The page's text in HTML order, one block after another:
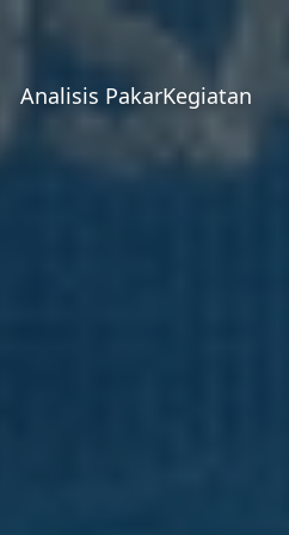
Analisis PakarKegiatan